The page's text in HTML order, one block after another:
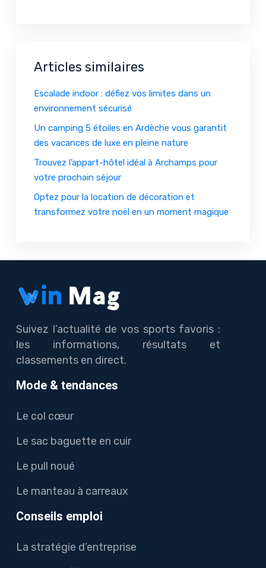
Articles similaires
Escalade indoor : défiez vos limites dans un
environnement sécurisé
Un camping 5 étoiles en Ardèche vous garantit
des vacances de luxe en pleine nature
Trouvez l’appart-hôtel idéal à Archamps pour
votre prochain séjour
Optez pour la location de décoration et
transformez votre noël en un moment magique
Suivez l’actualité de vos sports favoris :
les informations, résultats et
classements en direct.
Mode & tendances
Le col cœur
Le sac baguette en cuir
Le pull noué
Le manteau à carreaux
Conseils emploi
La stratégie d’entreprise